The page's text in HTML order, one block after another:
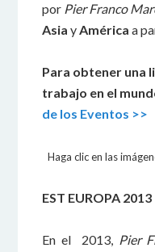
por Pier Franco
Asia yAmérica a
Para obtener una
trabajo en el
de los Eventos >>
Haga clic en las
EST EUROPA 2013
En el 2013, Pier